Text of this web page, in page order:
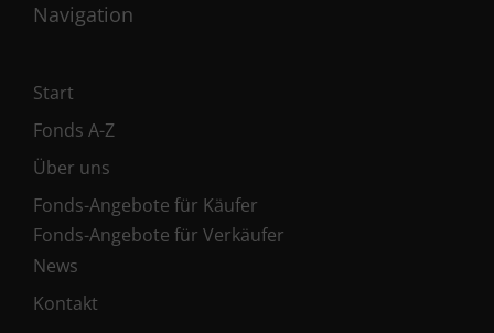
Navigation
Start
Fonds A-Z
Über uns
Fonds-Angebote für Käufer
Fonds-Angebote für Verkäufer
News
Kontakt